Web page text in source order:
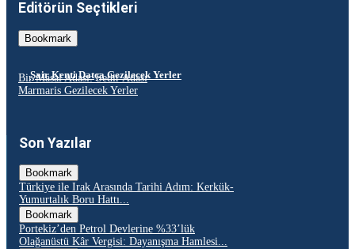
Editörün Seçtikleri
Bookmark
Şair Kenti Datça Gezilecek Yerler
Bir Masal Adası: Sedir Adası
Marmaris Gezilecek Yerler
Son Yazılar
Bookmark
Türkiye ile Irak Arasında Tarihi Adım: Kerkük-
Yumurtalık Boru Hattı...
Bookmark
Portekiz’den Petrol Devlerine %33’lük
Olağanüstü Kâr Vergisi: Dayanışma Hamlesi...